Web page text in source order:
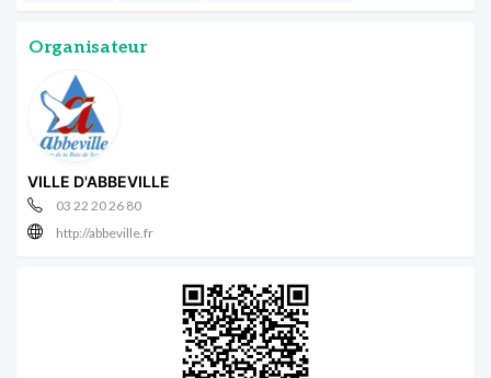
Organisateur
VILLE D'ABBEVILLE
03 22 20 26 80
http://abbeville.fr